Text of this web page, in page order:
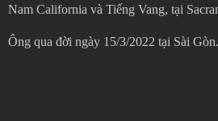
Nam California và Tiếng Vang, tại
Ông qua đời ngày 15/3/2022 tại Sài